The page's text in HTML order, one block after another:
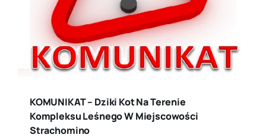
KOMUNIKAT – Dziki Kot Na Terenie
Kompleksu Leśnego W Miejscowości
Strachomino